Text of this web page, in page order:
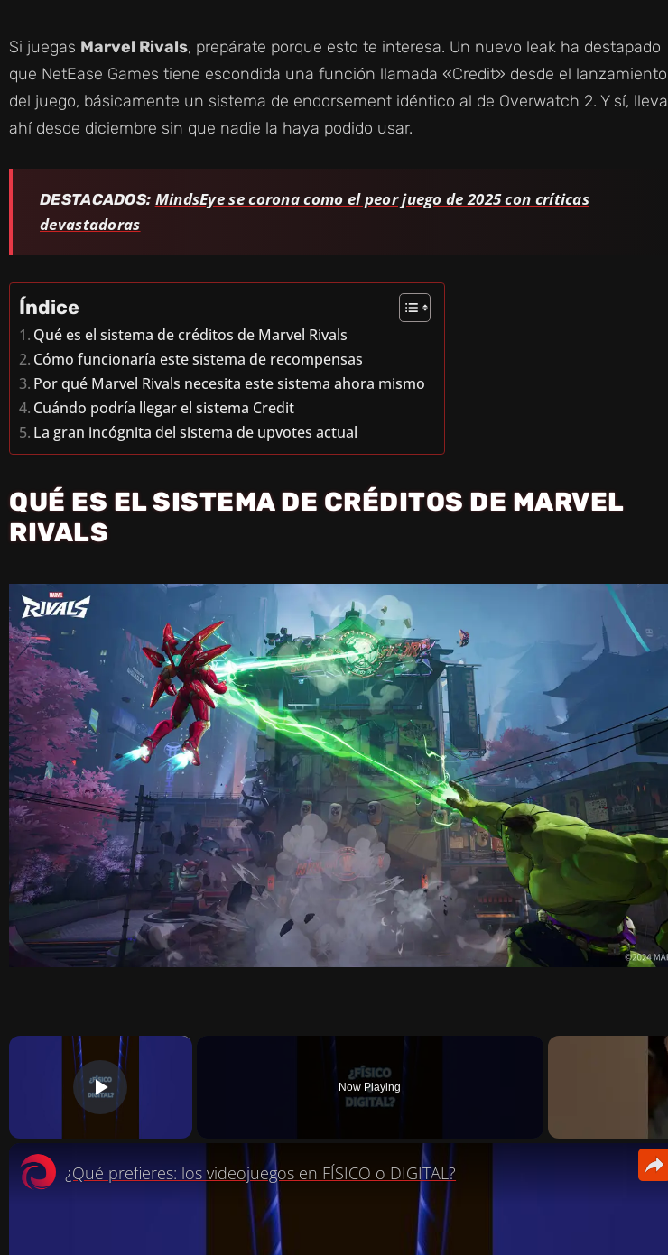
Si juegas Marvel Rivals, prepárate porque esto te interesa. Un nuevo leak ha destapado
que NetEase Games tiene escondida una función llamada «Credit» desde el lanzamiento
del juego, básicamente un sistema de endorsement idéntico al de Overwatch 2. Y sí, lleva
ahí desde diciembre sin que nadie la haya podido usar.
DESTACADOS: MindsEye se corona como el peor juego de 2025 con críticas
devastadoras
Índice
Qué es el sistema de créditos de Marvel Rivals
Cómo funcionaría este sistema de recompensas
Por qué Marvel Rivals necesita este sistema ahora mismo
Cuándo podría llegar el sistema Credit
La gran incógnita del sistema de upvotes actual
QUÉ ES EL SISTEMA DE CRÉDITOS DE MARVEL
RIVALS
×
PLAY VIDEO
Now Playing
¿Qué prefieres: los videojuegos en FÍSICO o DIGITAL?